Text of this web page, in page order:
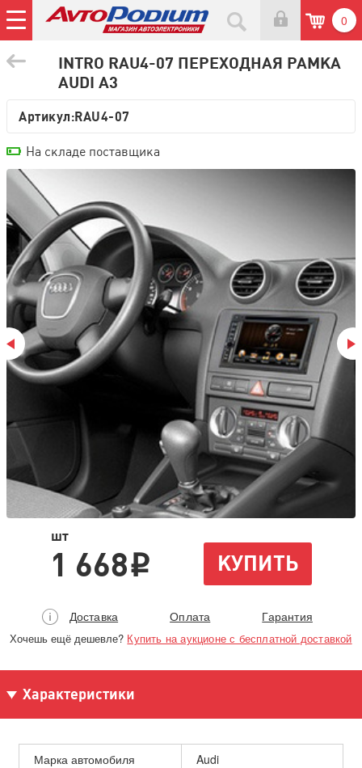
0
INTRO RAU4-07 ПЕРЕХОДНАЯ РАМКА
AUDI A3
Артикул:RAU4-07
шт
1 668i КУПИТЬ
Доставка Оплата Гарантия
Хочешь ещё дешевле? Купить на аукционе с бесплатной доставкой
На складе поставщика
Характеристики
Марка автомобиля Audi